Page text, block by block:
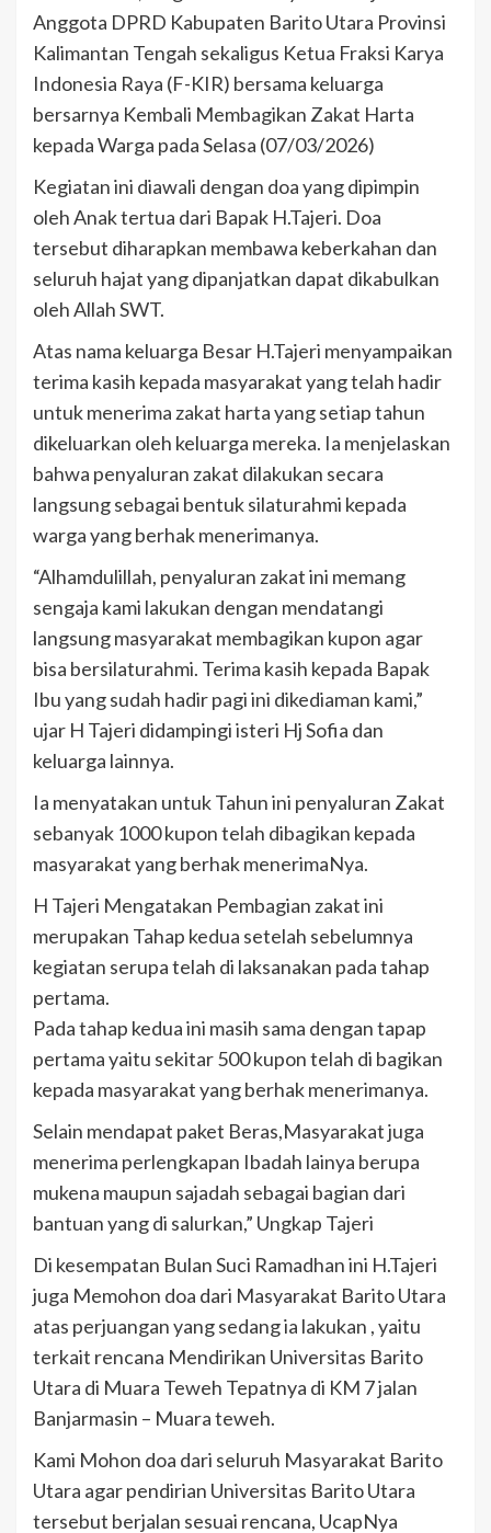
Anggota DPRD Kabupaten Barito Utara Provinsi
Kalimantan Tengah sekaligus Ketua Fraksi Karya
Indonesia Raya (F-KIR) bersama keluarga
bersarnya Kembali Membagikan Zakat Harta
kepada Warga pada Selasa (07/03/2026)
Kegiatan ini diawali dengan doa yang dipimpin
oleh Anak tertua dari Bapak H.Tajeri. Doa
tersebut diharapkan membawa keberkahan dan
seluruh hajat yang dipanjatkan dapat dikabulkan
oleh Allah SWT.
Atas nama keluarga Besar H.Tajeri menyampaikan
terima kasih kepada masyarakat yang telah hadir
untuk menerima zakat harta yang setiap tahun
dikeluarkan oleh keluarga mereka. Ia menjelaskan
bahwa penyaluran zakat dilakukan secara
langsung sebagai bentuk silaturahmi kepada
warga yang berhak menerimanya.
“Alhamdulillah, penyaluran zakat ini memang
sengaja kami lakukan dengan mendatangi
langsung masyarakat membagikan kupon agar
bisa bersilaturahmi. Terima kasih kepada Bapak
Ibu yang sudah hadir pagi ini dikediaman kami,”
ujar H Tajeri didampingi isteri Hj Sofia dan
keluarga lainnya.
Ia menyatakan untuk Tahun ini penyaluran Zakat
sebanyak 1000 kupon telah dibagikan kepada
masyarakat yang berhak menerimaNya.
H Tajeri Mengatakan Pembagian zakat ini
merupakan Tahap kedua setelah sebelumnya
kegiatan serupa telah di laksanakan pada tahap
pertama.
Pada tahap kedua ini masih sama dengan tapap
pertama yaitu sekitar 500 kupon telah di bagikan
kepada masyarakat yang berhak menerimanya.
Selain mendapat paket Beras,Masyarakat juga
menerima perlengkapan Ibadah lainya berupa
mukena maupun sajadah sebagai bagian dari
bantuan yang di salurkan,” Ungkap Tajeri
Di kesempatan Bulan Suci Ramadhan ini H.Tajeri
juga Memohon doa dari Masyarakat Barito Utara
atas perjuangan yang sedang ia lakukan , yaitu
terkait rencana Mendirikan Universitas Barito
Utara di Muara Teweh Tepatnya di KM 7 jalan
Banjarmasin – Muara teweh.
Kami Mohon doa dari seluruh Masyarakat Barito
Utara agar pendirian Universitas Barito Utara
tersebut berjalan sesuai rencana, UcapNya